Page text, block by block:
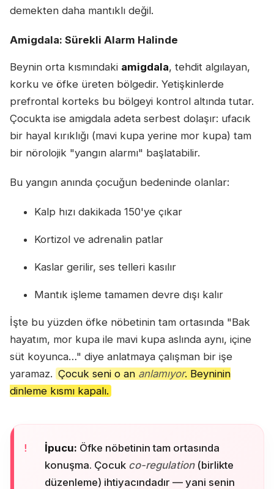
demekten daha mantıklı değil.
Amigdala: Sürekli Alarm Halinde
Beynin orta kısmındaki amigdala, tehdit algılayan,
korku ve öfke üreten bölgedir. Yetişkinlerde
prefrontal korteks bu bölgeyi kontrol altında tutar.
Çocukta ise amigdala adeta serbest dolaşır: ufacık
bir hayal kırıklığı (mavi kupa yerine mor kupa) tam
bir nörolojik "yangın alarmı" başlatabilir.
Bu yangın anında çocuğun bedeninde olanlar:
Kalp hızı dakikada 150'ye çıkar
Kortizol ve adrenalin patlar
Kaslar gerilir, ses telleri kasılır
Mantık işleme tamamen devre dışı kalır
İşte bu yüzden öfke nöbetinin tam ortasında "Bak
hayatım, mor kupa ile mavi kupa aslında aynı, içine
süt koyunca…" diye anlatmaya çalışman bir işe
yaramaz. Çocuk seni o an anlamıyor. Beyninin
dinleme kısmı kapalı.
İpucu: Öfke nöbetinin tam ortasında
konuşma. Çocuk co-regulation(birlikte
düzenleme) ihtiyacındadır — yani senin